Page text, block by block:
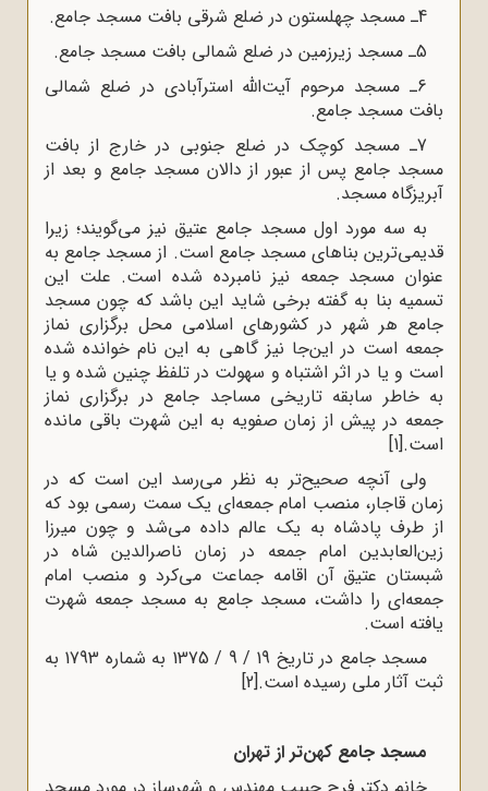
4ـ مسجد چهلستون در ضلع شرقی بافت مسجد جامع.
5ـ مسجد زیرزمین در ضلع شمالی بافت مسجد جامع.
6ـ مسجد مرحوم آیت‌الله استرآبادی در ضلع شمالی
بافت مسجد جامع.
7ـ مسجد کوچک در ضلع جنوبی در خارج از بافت
مسجد جامع پس از عبور از دالان مسجد جامع و بعد از
آبریزگاه مسجد.
به سه مورد اول مسجد جامع عتیق نیز می‌گویند؛ زیرا
قدیمی‌ترین بناهای مسجد جامع است. از مسجد جامع به
عنوان مسجد جمعه نیز نامبرده شده است. علت این
تسمیه بنا به گفته برخی شاید این باشد که چون مسجد
جامع هر شهر در کشورهای اسلامی محل برگزاری نماز
جمعه است در این‌جا نیز گاهی به این نام خوانده شده
است و یا در اثر اشتباه و سهولت در تلفظ چنین شده و یا
به خاطر سابقه تاریخی مساجد جامع در برگزاری نماز
جمعه در پیش از زمان صفویه به این شهرت باقی مانده
است.[1]
ولی آنچه صحیح‌تر به ‌نظر می‌رسد این است که در
زمان قاجار، منصب امام جمعه‌ای یک سمت رسمی بود که
از طرف پادشاه به یک عالم داده می‌شد و چون میرزا
زین‌العابدین امام جمعه در زمان ناصر‌الدین شاه در
شبستان عتیق آن اقامه جماعت می‌کرد و منصب امام
جمعه‌ای را داشت، مسجد جامع به مسجد جمعه شهرت
یافته است.
مسجد جامع در تاریخ 19 / 9 / 1375 به شماره 1793 به
ثبت آثار ملی رسیده است.[2]
مسجد جامع کهن‌تر از تهران